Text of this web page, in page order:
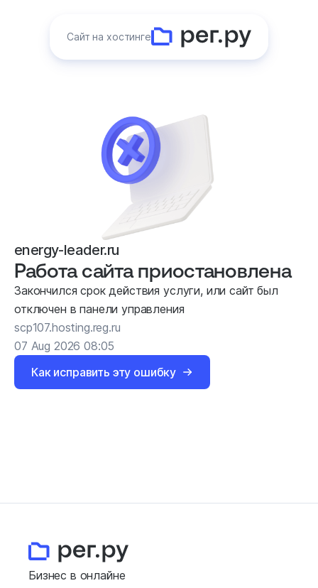
Сайт на хостинге
energy-leader.ru
Работа сайта приостановлена
Закончился срок действия услуги, или сайт был
отключен в панели управления
scp107.hosting.reg.ru
07 Aug 2026 08:05
Как исправить эту ошибку
Бизнес в онлайне